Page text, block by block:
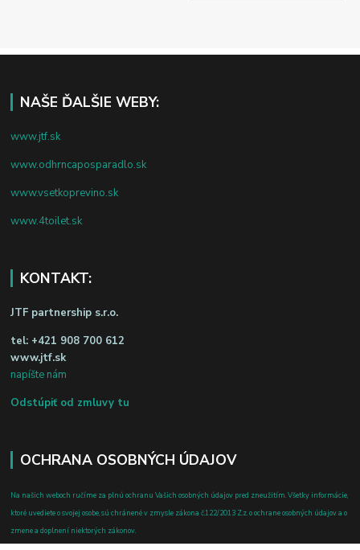
NAŠE ĎALŠIE WEBY:
www.jtf.sk
www.odhrncaposparadlo.sk
www.vsetkoprevino.sk
www.4toilet.sk
KONTAKT:
JTF partnership s.r.o.
tel: +421 908 700 612
www.jtf.sk
napíšte nám
Odstúpiť od zmluvy tu
OCHRANA OSOBNÝCH ÚDAJOV
Na našich weboch ručíme za plnú ochranu Vašich osobných údajov pred zneužitím. Všetky informácie,
ktoré uvediete o svojej osobe, sú chránené v zmysle zákona č.122/2013 Z.z. o ochrane osobných údajov a o
zmene a doplnení niektorých zákonov.